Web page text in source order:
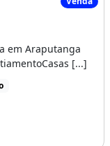
em Araputanga
[...]